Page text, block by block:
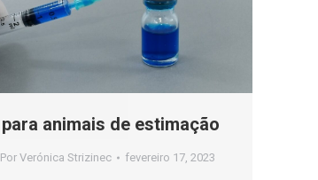
animais de estimação
Por Verónica Strizinec fevereiro 17, 2023